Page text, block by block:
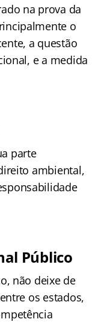
na prova da
o
a questão
e a medida
parte
ambiental,
Público
não deixe de
os estados,